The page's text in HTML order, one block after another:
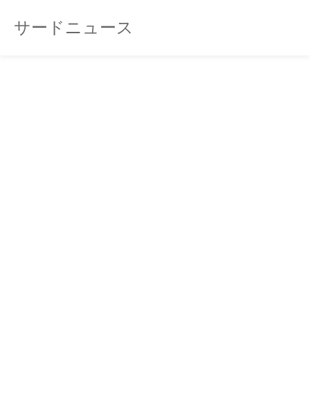
サードニュース